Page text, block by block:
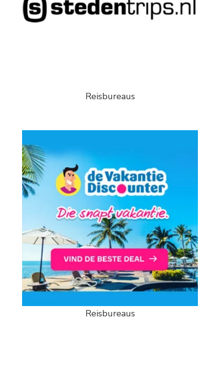
Reisbureaus
Reisbureaus